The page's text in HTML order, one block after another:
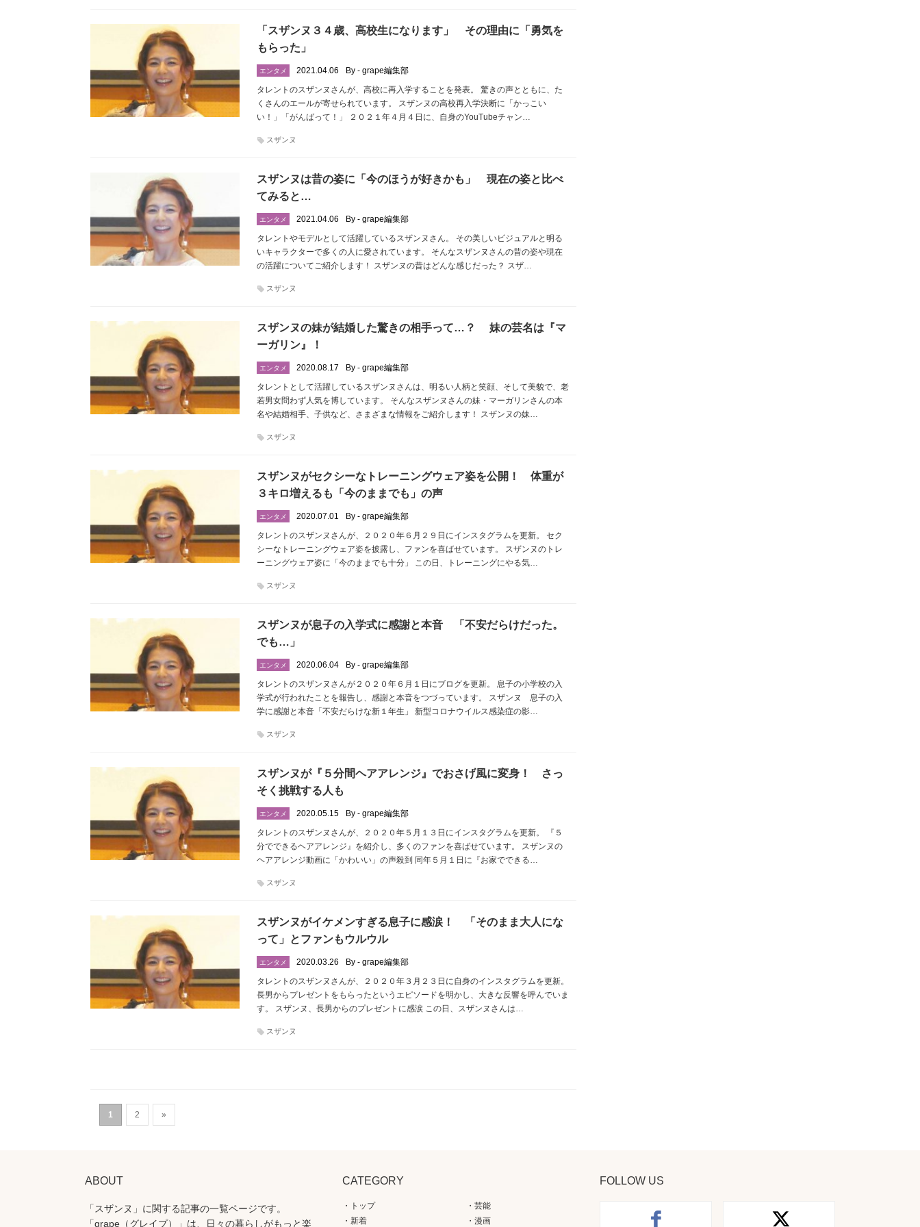
「スザンヌ３４歳、高校生になります」 その理由に「勇気を
もらった」
エンタメ 2021.04.06
By - grape編集部
タレントのスザンヌさんが、高校に再入学することを発表。 驚きの声とともに、た
くさんのエールが寄せられています。 スザンヌの高校再入学決断に「かっこい
い！」「がんばって！」 ２０２１年４月４日に、自身のYouTubeチャン…
スザンヌ
スザンヌは昔の姿に「今のほうが好きかも」 現在の姿と比べ
てみると…
エンタメ 2021.04.06
By - grape編集部
タレントやモデルとして活躍しているスザンヌさん。 その美しいビジュアルと明る
いキャラクターで多くの人に愛されています。 そんなスザンヌさんの昔の姿や現在
の活躍についてご紹介します！ スザンヌの昔はどんな感じだった？ スザ…
スザンヌ
スザンヌの妹が結婚した驚きの相手って…？ 妹の芸名は『マ
ーガリン』！
エンタメ 2020.08.17
By - grape編集部
タレントとして活躍しているスザンヌさんは、明るい人柄と笑顔、そして美貌で、老
若男女問わず人気を博しています。 そんなスザンヌさんの妹・マーガリンさんの本
名や結婚相手、子供など、さまざまな情報をご紹介します！ スザンヌの妹…
スザンヌ
スザンヌがセクシーなトレーニングウェア姿を公開！ 体重が
３キロ増えるも「今のままでも」の声
エンタメ 2020.07.01
By - grape編集部
タレントのスザンヌさんが、２０２０年６月２９日にインスタグラムを更新。 セク
シーなトレーニングウェア姿を披露し、ファンを喜ばせています。 スザンヌのトレ
ーニングウェア姿に「今のままでも十分」 この日、トレーニングにやる気…
スザンヌ
スザンヌが息子の入学式に感謝と本音 「不安だらけだった。
でも…」
エンタメ 2020.06.04
By - grape編集部
タレントのスザンヌさんが２０２０年６月１日にブログを更新。 息子の小学校の入
学式が行われたことを報告し、感謝と本音をつづっています。 スザンヌ 息子の入
学に感謝と本音「不安だらけな新１年生」 新型コロナウイルス感染症の影…
スザンヌ
スザンヌが『５分間ヘアアレンジ』でおさげ風に変身！ さっ
そく挑戦する人も
エンタメ 2020.05.15
By - grape編集部
タレントのスザンヌさんが、２０２０年５月１３日にインスタグラムを更新。 『５
分でできるヘアアレンジ』を紹介し、多くのファンを喜ばせています。 スザンヌの
ヘアアレンジ動画に「かわいい」の声殺到 同年５月１日に『お家でできる…
スザンヌ
スザンヌがイケメンすぎる息子に感涙！ 「そのまま大人にな
って」とファンもウルウル
エンタメ 2020.03.26
By - grape編集部
タレントのスザンヌさんが、２０２０年３月２３日に自身のインスタグラムを更新。
長男からプレゼントをもらったというエピソードを明かし、大きな反響を呼んでいま
す。 スザンヌ、長男からのプレゼントに感涙 この日、スザンヌさんは…
スザンヌ
1 2 »
ABOUT
「スザンヌ」に関する記事の一覧ページです。
「grape（グレイプ）」は、日々の暮らしがもっと楽
CATEGORY
トップ
新着
芸能
漫画
FOLLOW US